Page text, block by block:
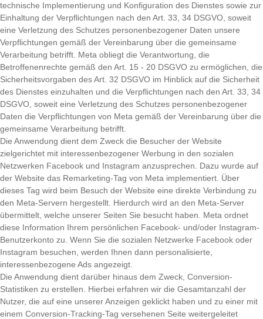
technische Implementierung und Konfiguration des Dienstes sowie zur
Einhaltung der Verpflichtungen nach den Art. 33, 34 DSGVO, soweit
eine Verletzung des Schutzes personenbezogener Daten unsere
Verpflichtungen gemäß der Vereinbarung über die gemeinsame
Verarbeitung betrifft. Meta obliegt die Verantwortung, die
Betroffenenrechte gemäß den Art. 15 - 20 DSGVO zu ermöglichen, die
Sicherheitsvorgaben des Art. 32 DSGVO im Hinblick auf die Sicherheit
des Dienstes einzuhalten und die Verpflichtungen nach den Art. 33, 34
DSGVO, soweit eine Verletzung des Schutzes personenbezogener
Daten die Verpflichtungen von Meta gemäß der Vereinbarung über die
gemeinsame Verarbeitung betrifft.
Die Anwendung dient dem Zweck die Besucher der Website
zielgerichtet mit interessenbezogener Werbung in den sozialen
Netzwerken Facebook und Instagram anzusprechen. Dazu wurde auf
der Website das Remarketing-Tag von Meta implementiert. Über
dieses Tag wird beim Besuch der Website eine direkte Verbindung zu
den Meta-Servern hergestellt. Hierdurch wird an den Meta-Server
übermittelt, welche unserer Seiten Sie besucht haben. Meta ordnet
diese Information Ihrem persönlichen Facebook- und/oder Instagram-
Benutzerkonto zu. Wenn Sie die sozialen Netzwerke Facebook oder
Instagram besuchen, werden Ihnen dann personalisierte,
interessenbezogene Ads angezeigt.
Die Anwendung dient darüber hinaus dem Zweck, Conversion-
Statistiken zu erstellen. Hierbei erfahren wir die Gesamtanzahl der
Nutzer, die auf eine unserer Anzeigen geklickt haben und zu einer mit
einem Conversion-Tracking-Tag versehenen Seite weitergeleitet